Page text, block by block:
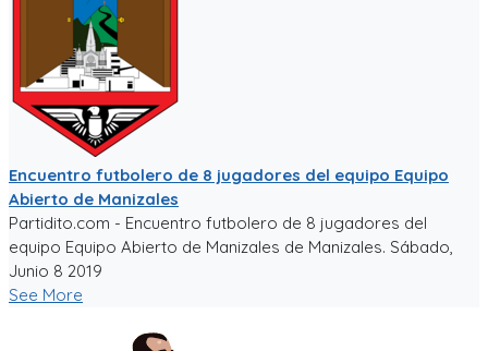
Encuentro futbolero de 8 jugadores del equipo Equipo
Abierto de Manizales
Partidito.com - Encuentro futbolero de 8 jugadores del
equipo Equipo Abierto de Manizales de Manizales. Sábado,
Junio 8 2019
See More